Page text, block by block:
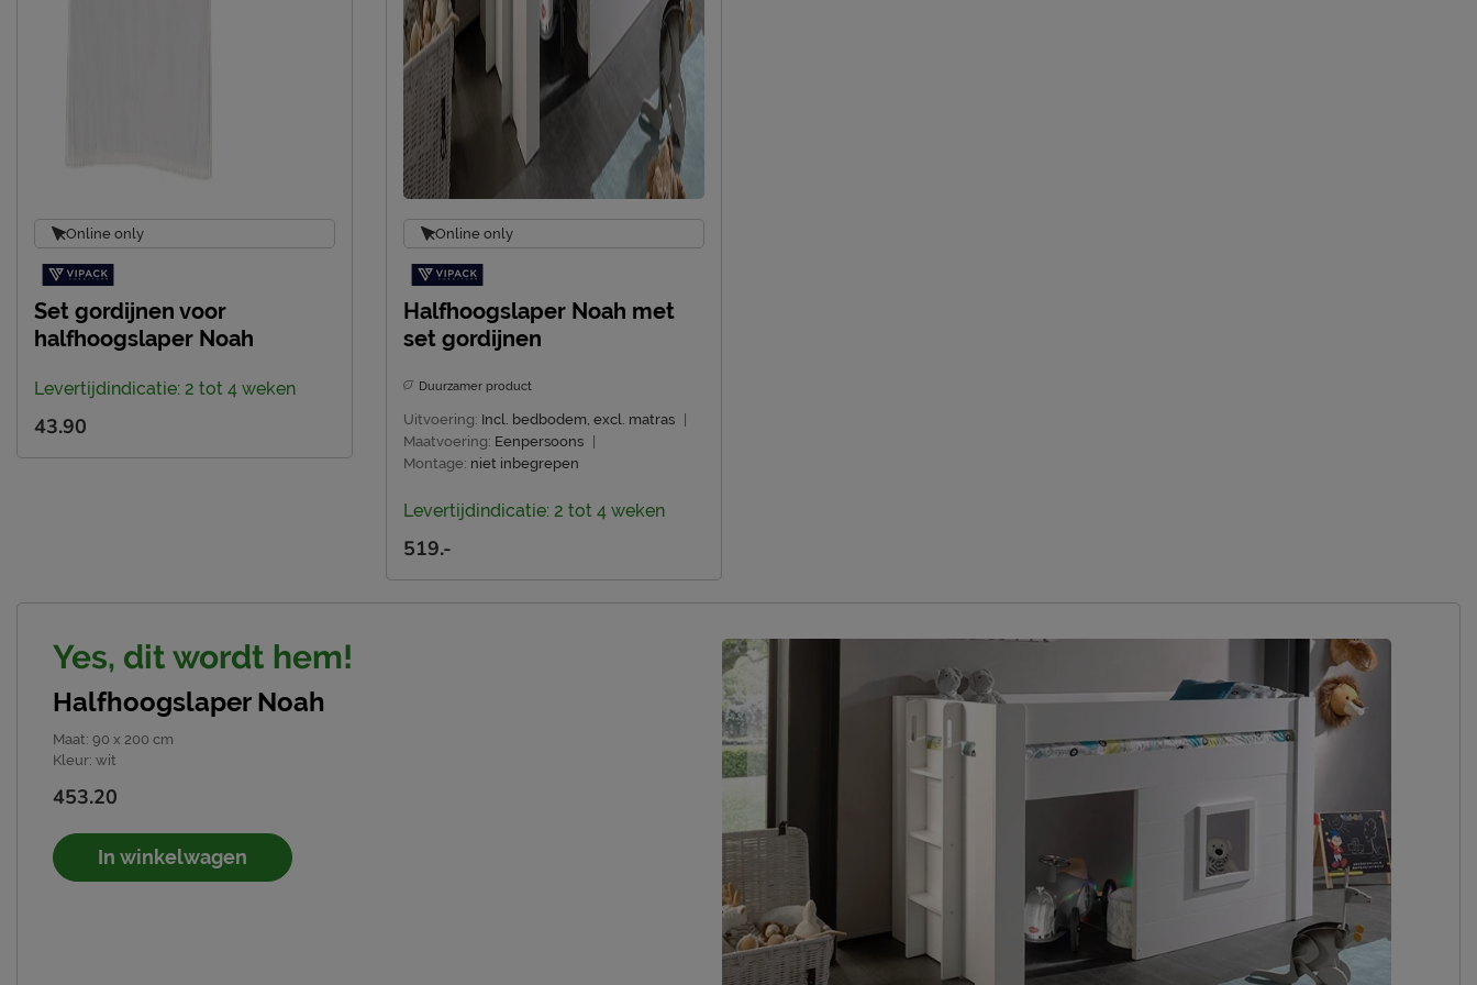
Online only
Set gordijnen voor
halfhoogslaper Noah
Levertijdindicatie: 2 tot 4 weken
43.90
Online only
Halfhoogslaper Noah met
set gordijnen
Duurzamer product
Uitvoering: Incl. bedbodem, excl. matras
Maatvoering: Eenpersoons
Montage: niet inbegrepen
Levertijdindicatie: 2 tot 4 weken
519.-
Yes, dit wordt hem!
Halfhoogslaper Noah
Maat: 90 x 200 cm
Kleur: wit
453.20
In winkelwagen